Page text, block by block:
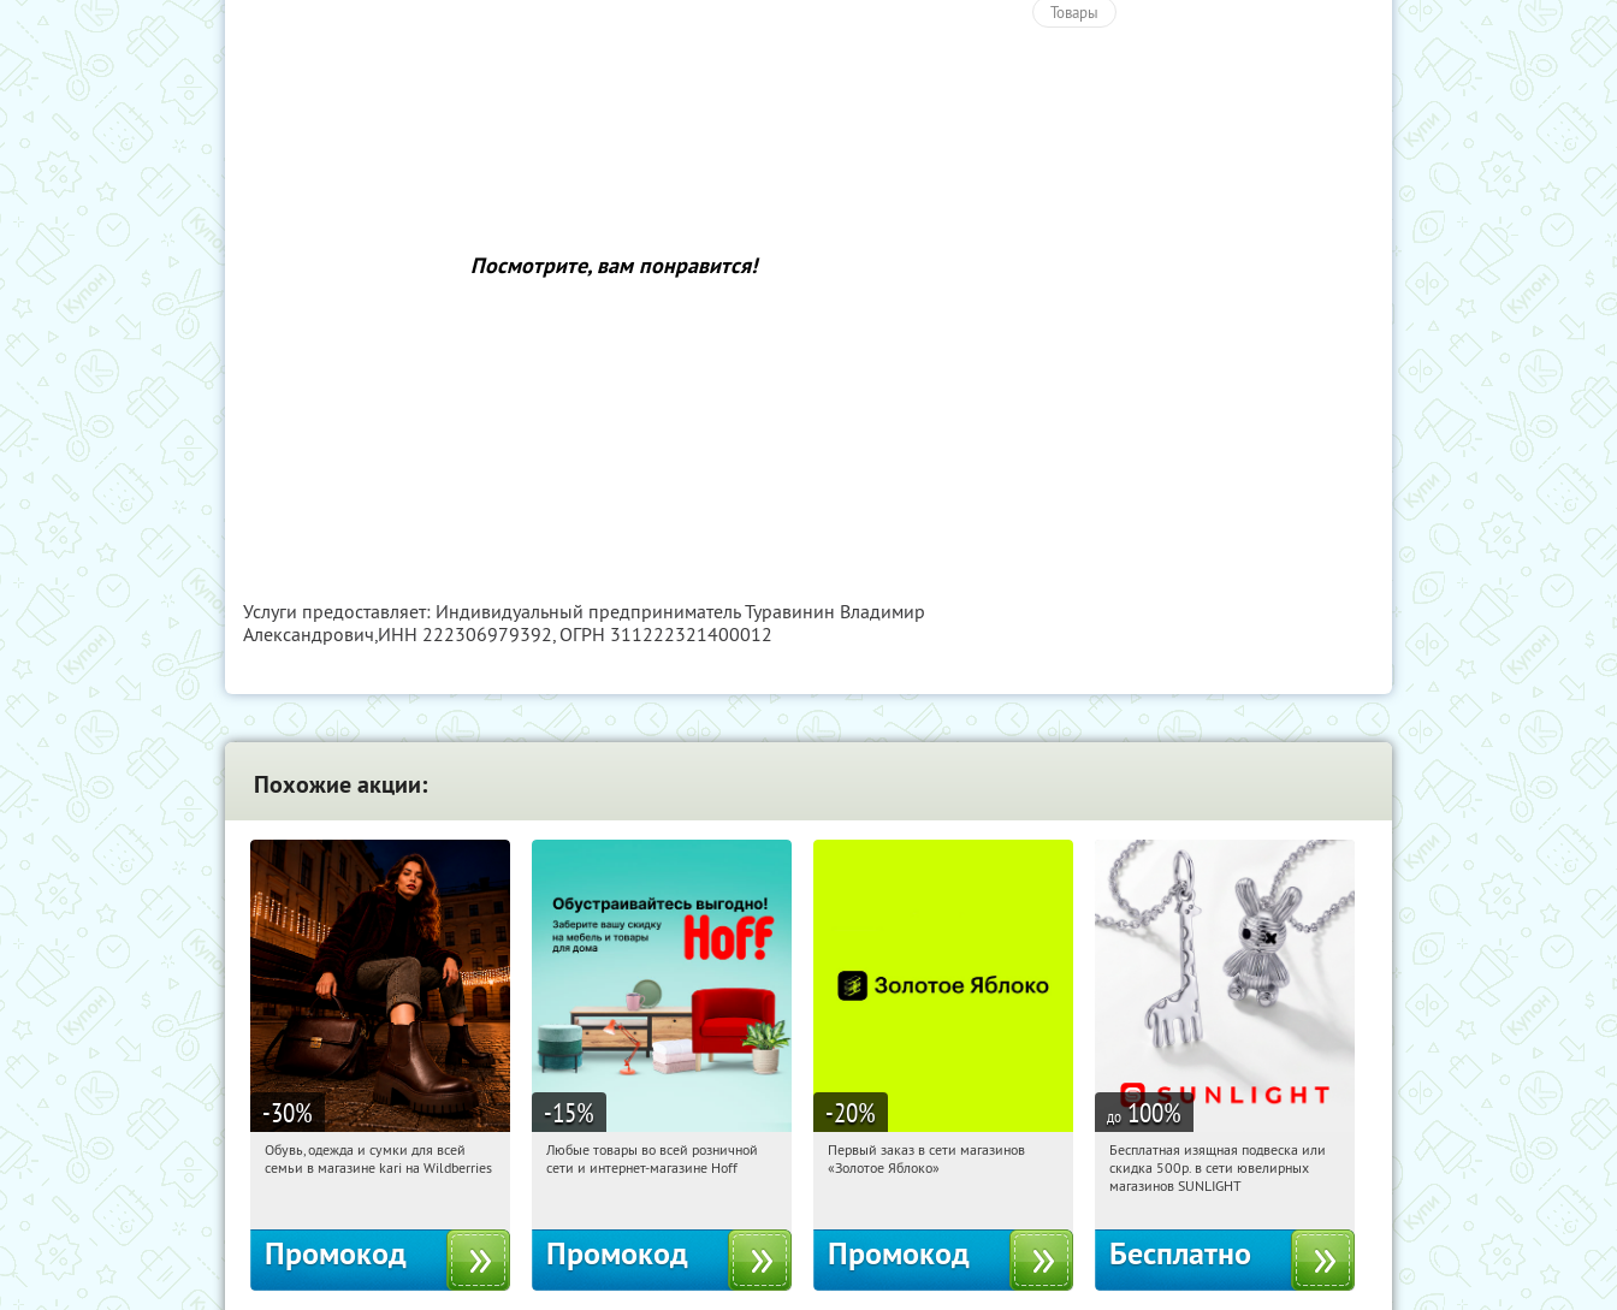
Посмотрите, вам понравится!
Услуги предоставляет: Индивидуальный предприниматель Туравинин Владимир
Александрович,ИНН 222306979392, ОГРН 311222321400012
Товары
Похожие акции:
-30%
18:09:01 Получили:
Обувь, одежда и сумки для всей
семьи в магазине kari на Wildberries
Промокод
-15%
18:09:01 Получили:
Любые товары во всей розничной
сети и интернет-магазине Hoff
Промокод
-20%
18:09:01
Получи первым!
Первый заказ в сети магазинов
«Золотое Яблоко»
Промокод
до 100%
18:09:01 Получили:
Россия
Бесплатная изящная подвеска или
скидка 500р. в сети ювелирных
магазинов SUNLIGHT
Бесплатно